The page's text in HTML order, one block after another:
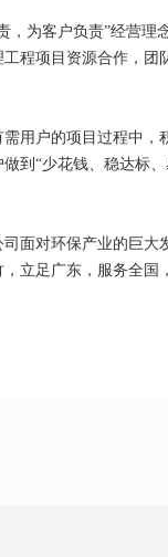
，为客户负责”经营
程项目资源合作，
用户的项目过程中
到“少花钱、稳达标
面对环保产业的巨
立足广东，服务全国